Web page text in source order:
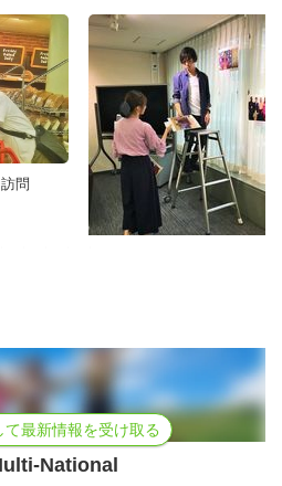
問
て最新情報を受け取る
National